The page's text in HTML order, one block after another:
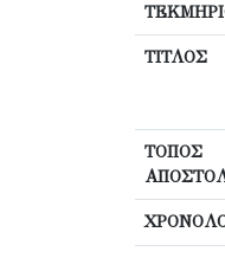
ΤΙΤΛΟΣ
ΤΟΠΟΣ